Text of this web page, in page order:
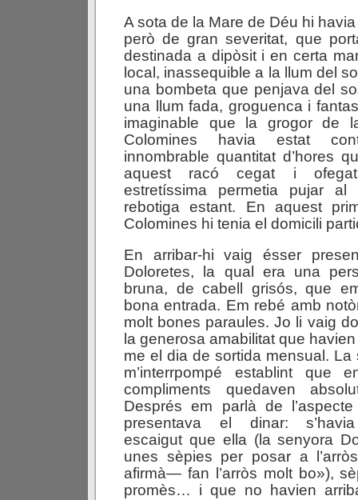
A sota de la Mare de Déu hi
però de gran severitat, que
destinada a dipòsit i en certa
local, inassequible a la llum del
una bombeta que penjava del
una llum fada, groguenca i
imaginable que la grogor de
Colomines havia estat
innombrable quantitat d’hores
aquest racó cegat i
estretíssima permetia pujar
rebotiga estant. En aquest
Colomines hi tenia el domicili
En arribar-hi vaig ésser
Doloretes, la qual era una
bruna, de cabell grisós, que
bona entrada. Em rebé amb
molt bones paraules. Jo li vaig
la generosa amabilitat que
me el dia de sortida mensual. La
m’interrpompé establint que
compliments quedaven
Després em parlà de
presentava el dinar: s’havia
escaigut que ella (la senyora
unes sèpies per posar a
afirmà— fan l’arròs molt bo»),
promès… i que no havien